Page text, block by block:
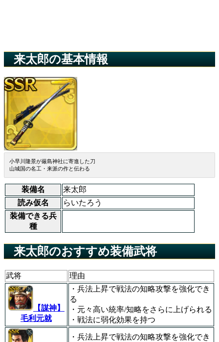
来太郎の基本情報
小早川隆景が厳島神社に寄進した刀
山城国の名工・来派の作と伝わる
装備名
来太郎
読み仮名
らいたろう
装備できる兵
種
来太郎のおすすめ装備武将
武将 理由
【謀神】
毛利元就
・兵法上昇で戦法の知略攻撃を強化でき
る
・元々高い統率/知略をさらに上げられる
・戦法に弱化効果を持つ
・兵法上昇で戦法の知略攻撃を強化でき